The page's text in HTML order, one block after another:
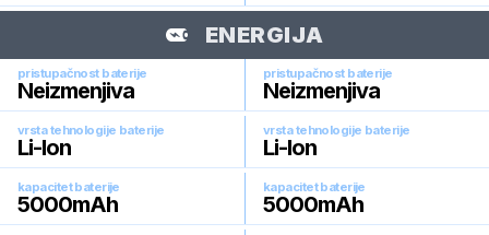
ENERGIJA
pristupačnost baterije
Neizmenjiva
pristupačnost baterije
Neizmenjiva
vrsta tehnologije baterije
Li-Ion
vrsta tehnologije baterije
Li-Ion
kapacitet baterije
5000mAh
kapacitet baterije
5000mAh